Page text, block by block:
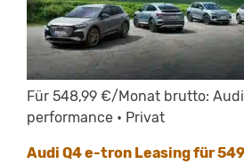
Für 548,99 €/Monat brutto:
performance • Privat
Audi Q4 e-tron Leasing für